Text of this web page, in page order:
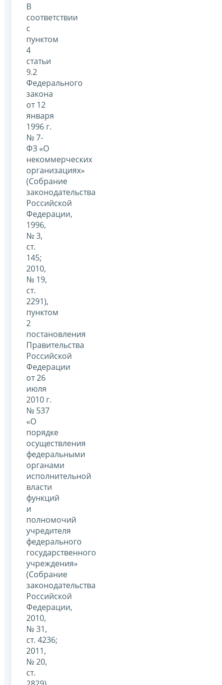
В
соответствии
с
пунктом
4
статьи
9.2
Федерального
закона
от 12
января
1996 г.
№ 7-
ФЗ «О
некоммерческих
организациях»
(Собрание
законодательства
Российской
Федерации,
1996,
№ 3,
ст.
145;
2010,
№ 19,
ст.
2291),
пунктом
2
постановления
Правительства
Российской
Федерации
от 26
июля
2010 г.
№ 537
«О
порядке
осуществления
федеральными
органами
исполнительной
власти
функций
и
полномочий
учредителя
федерального
государственного
учреждения»
(Собрание
законодательства
Российской
Федерации,
2010,
№ 31,
ст. 4236;
2011,
№ 20,
ст.